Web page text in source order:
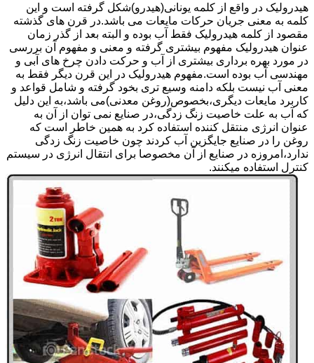
هیدرولیک در واقع از کلمه یونانی(هیدرو)شکل گرفته است و این
کلمه به معنی جریان حرکات مایعات می باشد.در قرن های گذشته
مقصود از کلمه هیدرولیک فقط آب بوده و البته بعد از گذر زمان
عنوان هیدرولیک مفهوم بیشتری گرفته و معنی و مفهوم آن بررسی
در مورد بهره برداری بیشتری از آب و حرکت دادن چرخ های آبی و
مهندسی آب بوده است.مفهوم هیدرولیک در این قرن دیگر فقط به
معنی آب نیست بلکه دامنه وسیع تری بخود گرفته و شامل قواعد و
کاربرد مایعات دیگری،بخصوص(روغن معدنی)می باشد،به این دلیل
که آب به علت خاصیت زنگ زدگی،در صنایع نمی توان از آن به
عنوان انرژی منتقل کننده استفاده کرد به همین خاطر است که
روغن را در صنایع جایگزین آب کردند چون خاصیت زنگ زدگی
ندارد،امروزه در صنایع از آن مخصوصا برای انتقال انرژی در سیستم
کنترل استفاده میکنند.